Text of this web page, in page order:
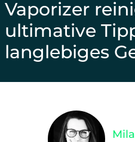
Vaporizer
ultimative
langlebiges
Unterstütze